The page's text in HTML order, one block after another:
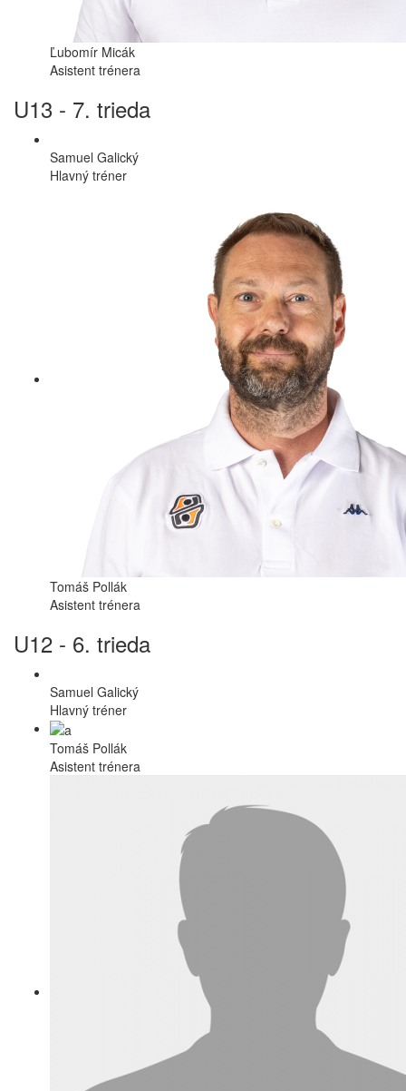
Ľubomír Micák
Asistent trénera
U13 - 7. trieda
Samuel Galický
Hlavný tréner
Tomáš Pollák
Asistent trénera
U12 - 6. trieda
Samuel Galický
Hlavný tréner
Tomáš Pollák
Asistent trénera